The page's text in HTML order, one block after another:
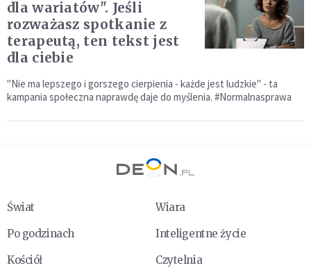
dla wariatów". Jeśli
rozważasz spotkanie z
terapeutą, ten tekst jest
dla ciebie
"Nie ma lepszego i gorszego cierpienia - każde jest ludzkie" - ta
kampania społeczna naprawdę daje do myślenia. #Normalnasprawa
Świat
Wiara
Po godzinach
Inteligentne życie
Kościół
Czytelnia